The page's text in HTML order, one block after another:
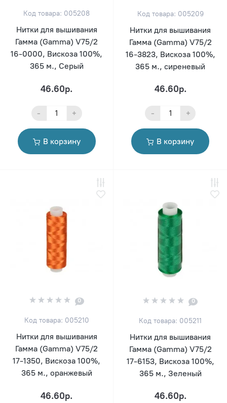
Код товара: 005208
Нитки для вышивания
Гамма (Gamma) V75/2
16-0000, Вискоза 100%,
365 м., Серый
46.60р.
- +
В корзину
Код товара: 005209
Нитки для вышивания
Гамма (Gamma) V75/2
16-3823, Вискоза 100%,
365 м., сиреневый
46.60р.
- +
В корзину
0
Код товара: 005210
Нитки для вышивания
Гамма (Gamma) V75/2
17-1350, Вискоза 100%,
365 м., оранжевый
46.60р.
0
Код товара: 005211
Нитки для вышивания
Гамма (Gamma) V75/2
17-6153, Вискоза 100%,
365 м., Зеленый
46.60р.